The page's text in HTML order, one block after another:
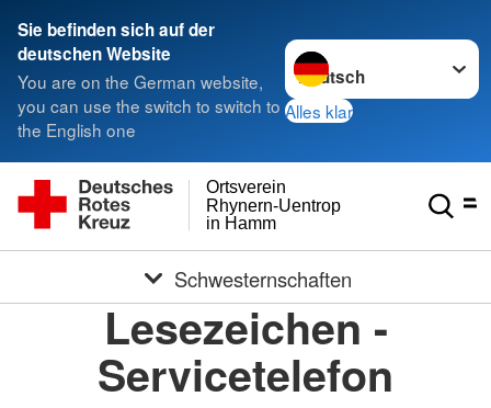
Sie befinden sich auf der
deutschen Website
You are on the German website,
you can use the switch to switch to
the English one
Sprache wechseln zu
Alles klar
in Hamm
Rhynern-Uentrop
Ortsverein
Schwesternschaften
Lesezeichen -
Servicetelefon